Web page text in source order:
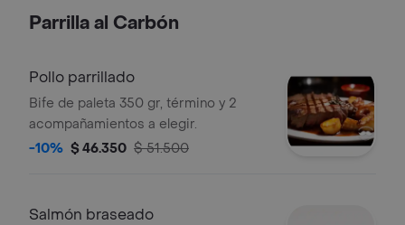
Parrilla al Carbón
Pollo parrillado
Bife de paleta 350 gr, término y 2
acompañamientos a elegir.
-10% $ 46.350 $ 51.500
Salmón braseado